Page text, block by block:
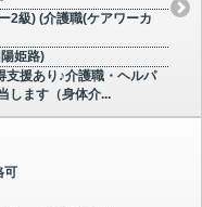
2級) (介護職(ケアワーカ
姫路)
援あり♪介護職・ヘルパ
します（身体介...
可